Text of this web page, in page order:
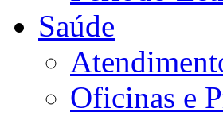
Saúde
Oficinas e